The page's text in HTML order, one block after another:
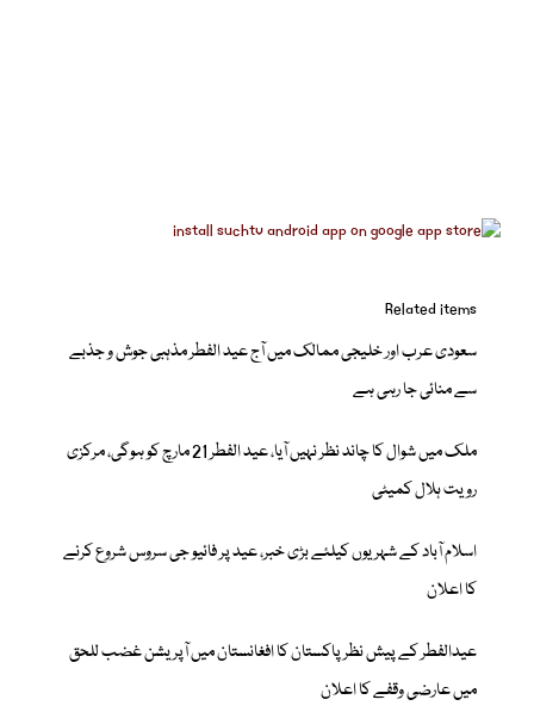
Related items
سعودی عرب اور خلیجی ممالک میں آج عید الفطر مذہبی جوش و جذبے
سے منائی جا رہی ہے
ملک میں شوال کا چاند نظر نہیں آیا، عید الفطر 21 مارچ کو ہوگی، مرکزی
رویت ہلال کمیٹی
اسلام آباد کے شہریوں کیلئے بڑی خبر، عید پر فائیو جی سروس شروع کرنے
کا اعلان
عیدالفطر کے پیش نظر پاکستان کا افغانستان میں آپریشن غضب للحق
میں عارضی وقفے کا اعلان